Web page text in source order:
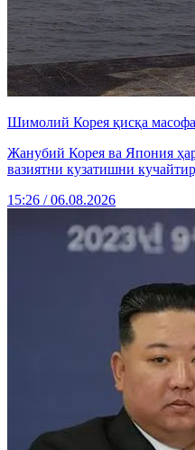
Шимолий Корея қисқа
Жанубий Корея ва Япония
вазиятни кузатишни
15:26 / 06.08.2026